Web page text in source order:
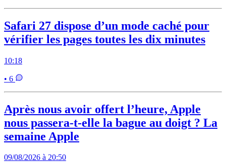
Safari 27 dispose d’un mode caché pour
vérifier les pages toutes les dix minutes
10:18
• 6
Après nous avoir offert l’heure, Apple
nous passera-t-elle la bague au doigt ? La
semaine Apple
09/08/2026 à 20:50